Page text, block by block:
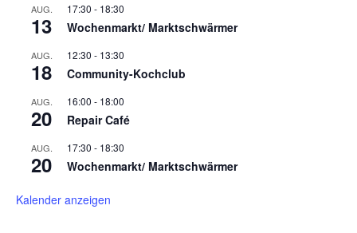
AUG.
13
17:30 - 18:30
Wochenmarkt/ Marktschwärmer
AUG.
18
12:30 - 13:30
Community-Kochclub
AUG.
20
16:00 - 18:00
Repair Café
AUG.
20
17:30 - 18:30
Wochenmarkt/ Marktschwärmer
Kalender anzeigen